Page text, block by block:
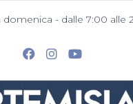
domenica - dalle 7:00 alle